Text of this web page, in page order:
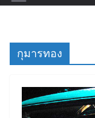
กุมารทอง